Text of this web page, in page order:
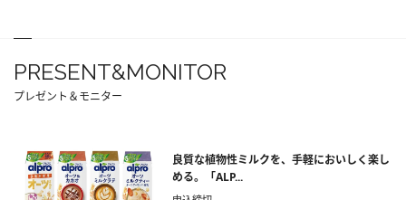
PRESENT&MONITOR
プレゼント＆モニター
良質な植物性ミルクを、手軽においしく楽し
める。「ALP...